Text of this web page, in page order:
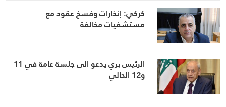
كركي: إنذارات وفسخ عقود مع
مستشفيات مخالفة
الرئيس بري يدعو الى جلسة عامة في 11
و12 الحالي